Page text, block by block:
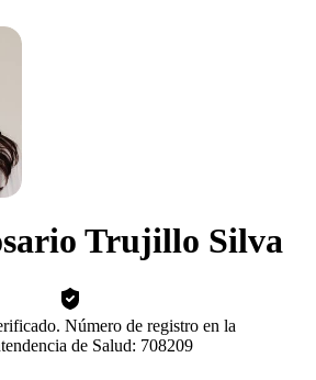
Trujillo Silva
Número de registro en la
de Salud: 708209